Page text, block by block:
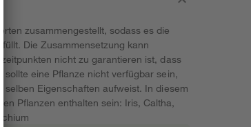
zusammengestellt, sodass es die
Die Zusammensetzung kann
nicht zu garantieren ist, dass
eine Pflanze nicht verfügbar sein,
Eigenschaften aufweist. In diesem
Pflanzen enthalten sein: Iris, Caltha,